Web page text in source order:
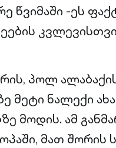
წვიმაში -ეს
პოლ
მეტი ნალექი
მოდის. ამ
მათ შორის